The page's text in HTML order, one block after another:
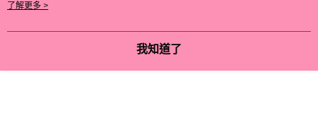
用條款之 Cookie 聲明使用 cookie。
了解更多 >
我知道了